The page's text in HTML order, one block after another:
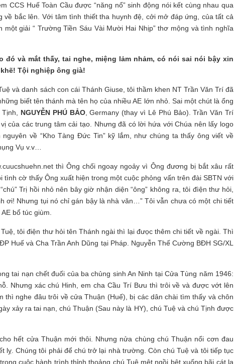
CCS Huế Toàn Cầu được “năng nổ” sinh động nói kết cùng nhau qua
về bắc lên. Với tâm tình thiết tha huynh đệ, cởi mở đáp ứng, của tất cả
giải “ Trường Tiền Sáu Vài Mười Hai Nhịp” thơ mộng và tình nghĩa
đó và mắt thấy, tai nghe, miệng lảm nhảm, có nói sai nói bậy xin
Tội nghiệp ông già!
và danh sách con cái Thánh Giuse, tôi thầm khen NT Trần Văn Trí đã
biết tên thánh mà tên họ của nhiều AE lớn nhỏ. Sai một chút là ổng
NGUYỄN PHÚ BẢO, Germany (thay vì Lê Phú Bảo). Trần Văn Trí
của các trung tâm cải tạo. Nhưng đã có lời hứa với Chúa nên lấy logo
về “Kho Tàng Đức Tin” kỹ lắm, như chúng ta thấy ông viết về
Vụ v.v…
thì Ông chối ngoay ngoảy vì Ông đương bị bắt xâu rất
tình cờ thấy Ông xuất hiện trong một cuộc phỏng vấn trên đài SBTN với
Trị hồi nhỏ nên bây giờ nhận diện “ông” không ra, tôi đìện thư hỏi,
ơi! Nhưng tụi nó chỉ gán bậy là nhà văn…” Tôi vẫn chưa có một chi tiết
bổ túc giùm.
tôi điện thư hỏi tên Thánh ngài thì lại đưọc thêm chi tiết về ngài. Thì
Huế và Cha Trần Anh Dũng tại Pháp. Nguyễn Thế Cường BĐH SG/XL
tai nạn chết đuối của ba chủng sinh An Ninh tại Cửa Tùng năm 1946:
Nhưng xác chú Hinh, em cha Cầu Trí Bưu thì trôi về và được vớt lên
thì nghe đâu trôi về cửa Thuận (Huế), bị các dân chài tìm thấy và chôn
xảy ra tai nạn, chú Thuận (Sau này là HY), chú Tuệ và chú Tịnh được
hết cửa Thuận mới thôi. Nhưng nửa chùng chú Thuận nổi cơn đau
lỵ. Chúng tôi phải để chú trở lại nhà trường. Còn chú Tuệ và tôi tiếp tục
cuộc hành trình thỉnh thoảng chú Tuệ mệt ngồi bệt xuống bãi cát la